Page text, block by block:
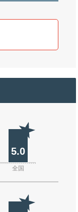
5.0
全国